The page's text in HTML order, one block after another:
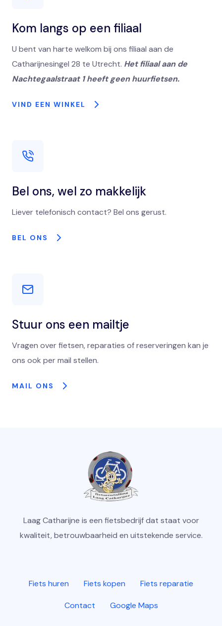
Kom langs op een filiaal
U bent van harte welkom bij ons filiaal aan de
Catharijnesingel 28 te Utrecht. Het filiaal aan de
Nachtegaalstraat 1 heeft geen huurfietsen.
VIND EEN WINKEL
Bel ons, wel zo makkelijk
Liever telefonisch contact? Bel ons gerust.
BEL ONS
Stuur ons een mailtje
Vragen over fietsen, reparaties of reserveringen kan je
ons ook per mail stellen.
MAIL ONS
Laag Catharijne is een fietsbedrijf dat staat voor
kwaliteit, betrouwbaarheid en uitstekende service.
Fiets huren Fiets kopen Fiets reparatie
Contact Google Maps